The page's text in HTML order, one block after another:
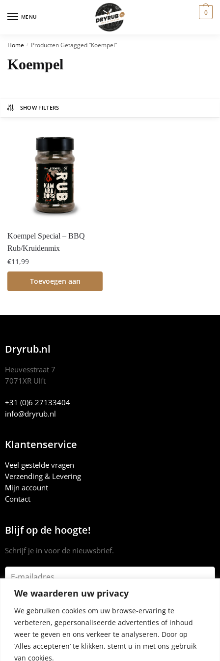
We waarderen uw privacy
We gebruiken cookies om uw browse-ervaring te
verbeteren, gepersonaliseerde advertenties of inhoud
weer te geven en ons verkeer te analyseren. Door op
‘Alles accepteren’ te klikken, stemt u in met ons gebruik
van cookies.
MENU 0
Home / Producten Getagged “Koempel”
Koempel
SHOW FILTERS
Koempel Special – BBQ
Rub/Kruidenmix
€11,99
Toevoegen aan
Dryrub.nl
Heuvesstraat 7
7071XR Ulft
+31 (0)6 27133404
info@dryrub.nl
Klantenservice
Veel gestelde vragen
Verzending & Levering
Mijn account
Contact
Blijf op de hoogte!
Schrijf je in voor de nieuwsbrief.